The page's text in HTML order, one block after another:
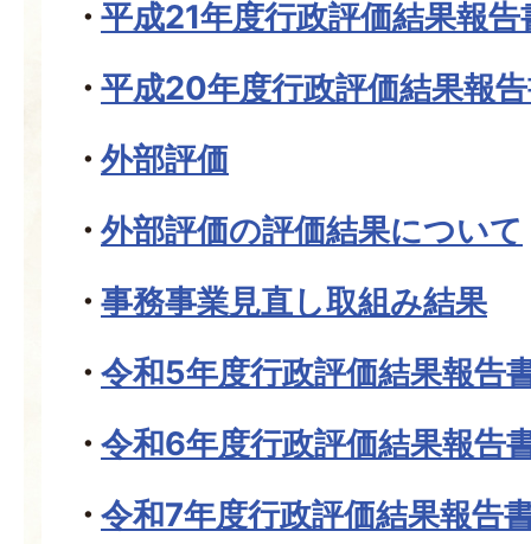
平成21年度行政評価結果報告
平成20年度行政評価結果報
外部評価
外部評価の評価結果について
事務事業見直し取組み結果
令和5年度行政評価結果報告
令和6年度行政評価結果報告
令和7年度行政評価結果報告